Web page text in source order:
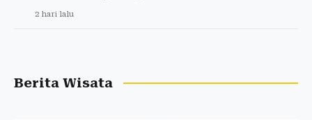
2 hari lalu
Berita Wisata